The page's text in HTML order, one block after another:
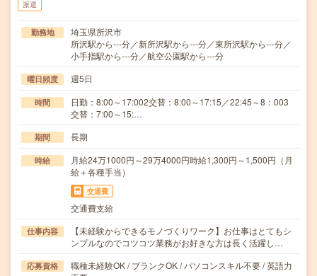
派遣
勤務地
埼玉県所沢市
所沢駅から---分／新所沢駅から---分／東所沢駅から---分／
小手指駅から---分／航空公園駅から---分
曜日頻度 週5日
時間
日勤：8:00～17:002交替：8:00～17:15／22:45～8：003
交替：7:00～15:…
期間 長期
時給
月給24万1000円～29万4000円時給1,300円～1,500円（月
給＋各種手当）
交通費
交通費支給
仕事内容
【未経験からできるモノづくりワーク】お仕事はとてもシ
ンプルなのでコツコツ業務がお好きな方は長く活躍し…
応募資格
職種未経験OK / ブランクOK / パソコンスキル不要 / 英語力